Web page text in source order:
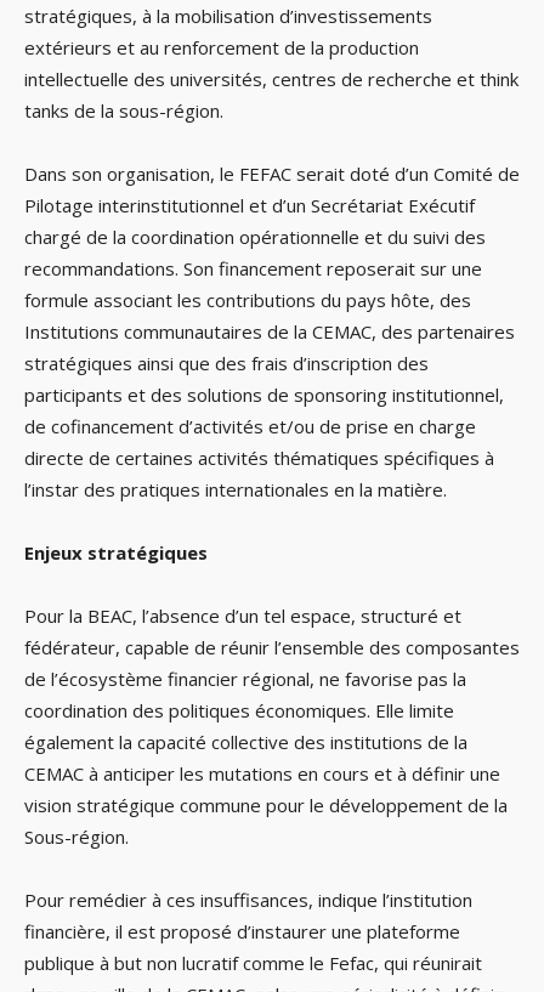
stratégiques, à la mobilisation d’investissements
extérieurs et au renforcement de la production
intellectuelle des universités, centres de recherche et think
tanks de la sous-région.
Dans son organisation, le FEFAC serait doté d’un Comité de
Pilotage interinstitutionnel et d’un Secrétariat Exécutif
chargé de la coordination opérationnelle et du suivi des
recommandations. Son financement reposerait sur une
formule associant les contributions du pays hôte, des
Institutions communautaires de la CEMAC, des partenaires
stratégiques ainsi que des frais d’inscription des
participants et des solutions de sponsoring institutionnel,
de cofinancement d’activités et/ou de prise en charge
directe de certaines activités thématiques spécifiques à
l’instar des pratiques internationales en la matière.
Enjeux stratégiques
Pour la BEAC, l’absence d’un tel espace, structuré et
fédérateur, capable de réunir l’ensemble des composantes
de l’écosystème financier régional, ne favorise pas la
coordination des politiques économiques. Elle limite
également la capacité collective des institutions de la
CEMAC à anticiper les mutations en cours et à définir une
vision stratégique commune pour le développement de la
Sous-région.
Pour remédier à ces insuffisances, indique l’institution
financière, il est proposé d’instaurer une plateforme
publique à but non lucratif comme le Fefac, qui réunirait